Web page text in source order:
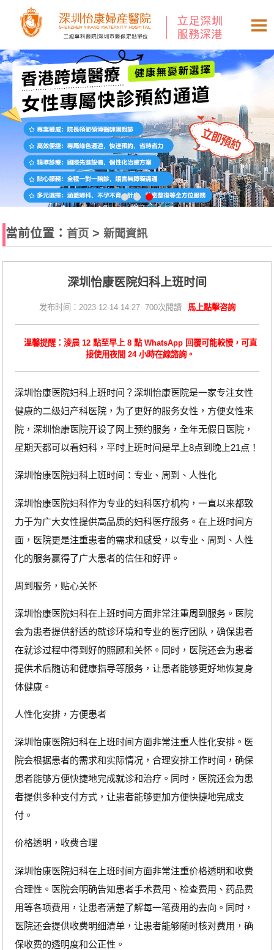
當前位置： 首页 >新聞資訊
深圳怡康医院妇科上班时间
发布时间：2023-12-14 14:27 700次閱讀 馬上點擊咨詢
溫馨提醒：淩晨 12 點至早上 8 點 WhatsApp 回覆可能較慢，可直
接使用夜間 24 小時在線諮詢。
深圳怡康医院妇科上班时间？深圳怡康医院是一家专注女性
健康的二级妇产科医院，为了更好的服务女性，方便女性来
院，深圳怡康医院开设了网上预约服务，全年无假日医院，
星期天都可以看妇科，平时上班时间是早上8点到晚上21点！
深圳怡康医院妇科上班时间：专业、周到、人性化
深圳怡康医院妇科作为专业的妇科医疗机构，一直以来都致
力于为广大女性提供高品质的妇科医疗服务。在上班时间方
面，医院更是注重患者的需求和感受，以专业、周到、人性
化的服务赢得了广大患者的信任和好评。
周到服务，贴心关怀
深圳怡康医院妇科在上班时间方面非常注重周到服务。医院
会为患者提供舒适的就诊环境和专业的医疗团队，确保患者
在就诊过程中得到好的照顾和关怀。同时，医院还会为患者
提供术后随访和健康指导等服务，让患者能够更好地恢复身
体健康。
人性化安排，方便患者
深圳怡康医院妇科在上班时间方面非常注重人性化安排。医
院会根据患者的需求和实际情况，合理安排工作时间，确保
患者能够方便快捷地完成就诊和治疗。同时，医院还会为患
者提供多种支付方式，让患者能够更加方便快捷地完成支
付。
价格透明，收费合理
深圳怡康医院妇科在上班时间方面非常注重价格透明和收费
合理性。医院会明确告知患者手术费用、检查费用、药品费
用等各项费用，让患者清楚了解每一笔费用的去向。同时，
医院还会提供收费明细清单，让患者能够随时核对费用，确
保收费的透明度和公正性。